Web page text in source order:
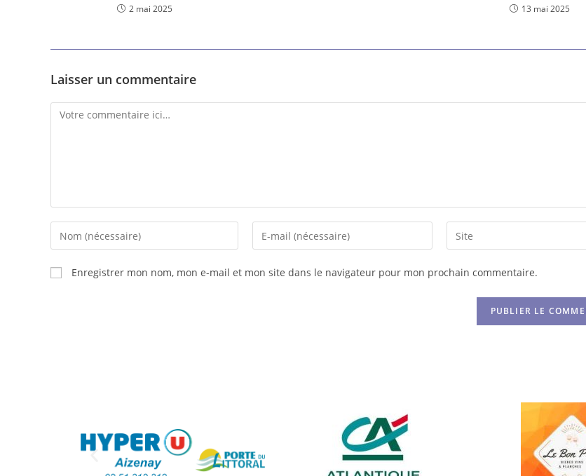
2 mai 2025 13 mai 2025
Laisser un commentaire
Enregistrer mon nom, mon e-mail et mon site dans le navigateur pour mon prochain commentaire.